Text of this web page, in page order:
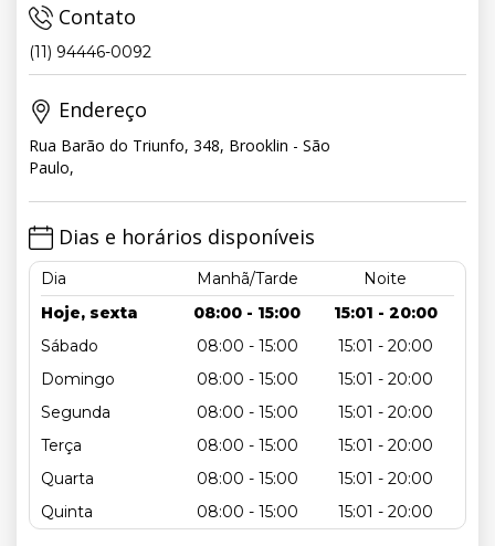
Contato
(11) 94446-0092
Endereço
Rua Barão do Triunfo, 348, Brooklin - São
Paulo,
Dias e horários disponíveis
Dia Manhã/Tarde
Noite
Hoje, sexta
08:00 - 15:00
15:01 - 20:00
Sábado
08:00 - 15:00
15:01 - 20:00
Domingo
08:00 - 15:00
15:01 - 20:00
Segunda
08:00 - 15:00
15:01 - 20:00
Terça
08:00 - 15:00
15:01 - 20:00
Quarta
08:00 - 15:00
15:01 - 20:00
Quinta
08:00 - 15:00 15:01 - 20:00